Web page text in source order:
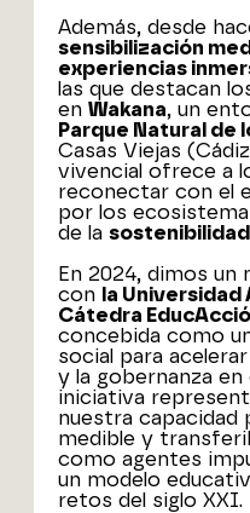
Además, desde
sensibilización
experiencias
las que destacan
en Wakana, un
Parque Natural de
Casas Viejas
vivencial ofrece a
reconectar con el
por los
de la sostenibilidad
En 2024, dimos un
con la
Cátedra
concebida como
social para
y la gobernanza
iniciativa
nuestra capacidad
medible y
como agentes
un modelo
retos del siglo XXI.